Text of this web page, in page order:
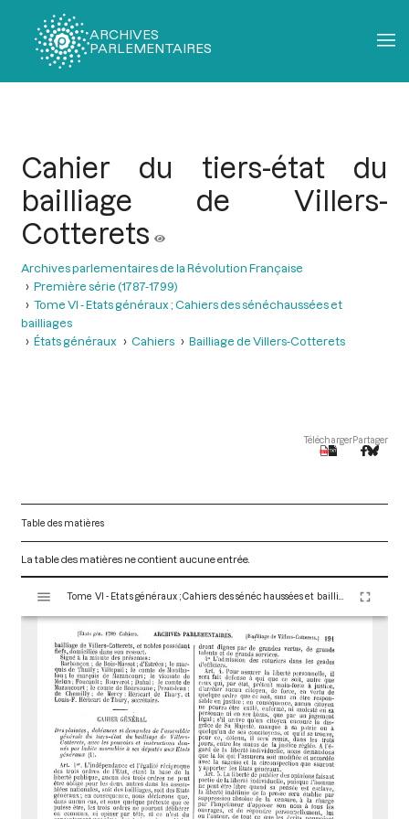
ARCHIVES
PARLEMENTAIRES
Cahier du tiers-état du
bailliage de Villers-
Cotterets
Archives parlementaires de la Révolution Française
Première série (1787-1799)
Tome VI - Etats généraux ; Cahiers des sénéchaussées et
bailliages
États généraux
Cahiers Bailliage de Villers-Cotterets
TéléchargerPartager
Table des matières
La table des matières ne contient aucune entrée.
s